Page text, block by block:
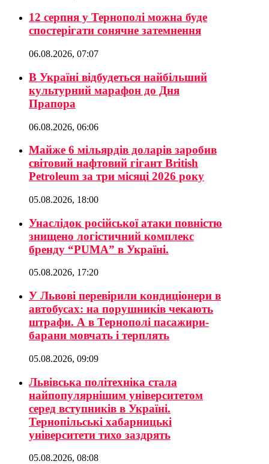
12 серпня у Тернополі можна буде
спостерігати сонячне затемнення
06.08.2026, 07:07
В Україні відбудеться найбільший
культурний марафон до Дня
Прапора
06.08.2026, 06:06
Майже 6 мільярдів доларів заробив
світовий нафтовий гігант British
Petroleum за три місяці 2026 року
05.08.2026, 18:00
Унаслідок російської атаки повністю
знищено логістичний комплекс
бренду “PUMA” в Україні.
05.08.2026, 17:20
У Львові перевірили кондиціонери в
автобусах: на порушників чекають
штрафи. А в Тернополі пасажири-
барани мовчать і терплять
05.08.2026, 09:09
Львівська політехніка стала
найпопулярнішим університетом
серед вступників в Україні.
Тернопільські хабарницькі
університети тихо заздрять
05.08.2026, 08:08